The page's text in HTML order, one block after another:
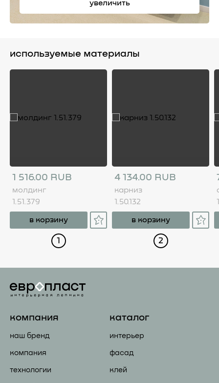
увеличить
используемые материалы
1 516.00 RUB
молдинг
1.51.379
в корзину
1
4 134.00 RUB
карниз
1.50.132
в корзину
2
компания
наш бренд
компания
технологии
каталог
интерьер
фасад
клей